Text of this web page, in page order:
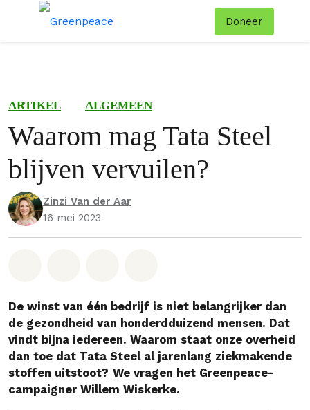
Doneer
ARTIKEL ALGEMEEN
Waarom mag Tata Steel
blijven vervuilen?
Zinzi Van der Aar
16 mei 2023
De winst van één bedrijf is niet belangrijker dan
de gezondheid van honderdduizend mensen. Dat
vindt bijna iedereen. Waarom staat onze overheid
dan toe dat Tata Steel al jarenlang ziekmakende
stoffen uitstoot? We vragen het Greenpeace-
campaigner Willem Wiskerke.